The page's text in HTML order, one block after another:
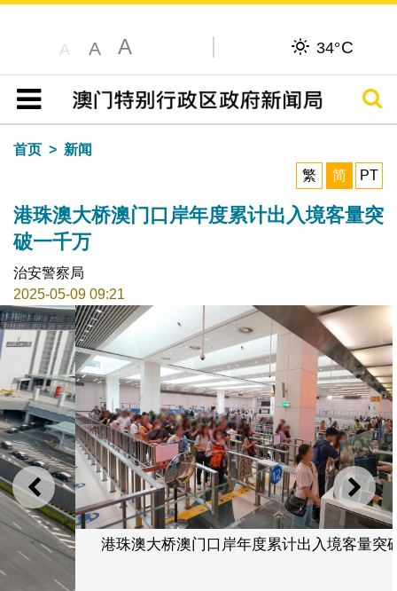
A A A 34°C
目录
搜寻
首页
新闻
繁
简 PT
港珠澳大桥澳门口岸年度累计出入境客量突
破一千万
治安警察局
2025-05-09 09:21
上一则 下一
港珠澳大桥澳门口岸年度累计出入境客量突破一千万